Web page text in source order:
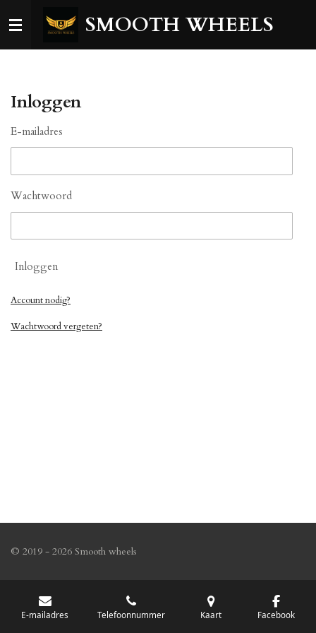
direct
SMOOTH WHEELS
Inloggen
E-mailadres
Wachtwoord
Inloggen
Account nodig?
Wachtwoord vergeten?
© 2019 - 2026 Smooth wheels
E-mailadres Telefoonnummer Kaart Facebook